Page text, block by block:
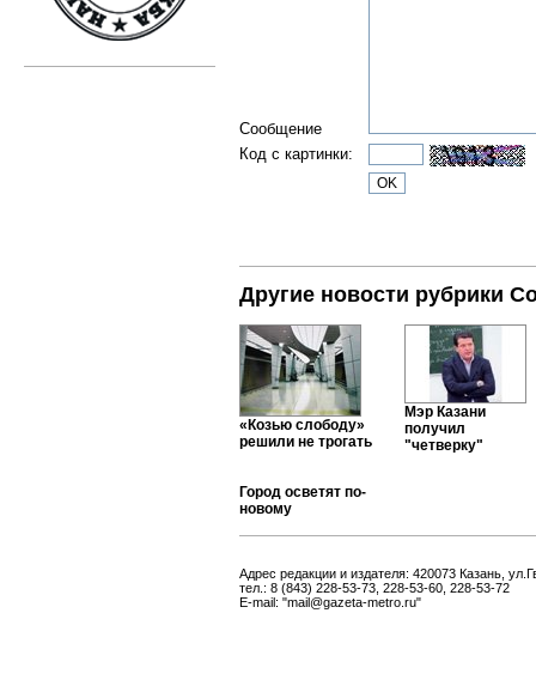
Сообщение
Код с картинки:
Другие новости рубрики
«Козью слободу»
решили не трогать
Мэр Казани
получил
"четверку"
Город осветят по-
новому
Адрес редакции и издателя: 420073 Казань,
тел.: 8 (843) 228-53-73, 228-53-60, 228-53-72
E-mail: "mail@gazeta-metro.ru"